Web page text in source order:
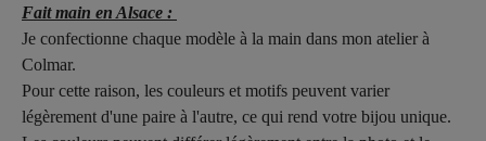
Fait main en Alsace :
Je confectionne chaque modèle à la main dans mon atelier à
Colmar.
Pour cette raison, les couleurs et motifs peuvent varier
légèrement d'une paire à l'autre, ce qui rend votre bijou unique.